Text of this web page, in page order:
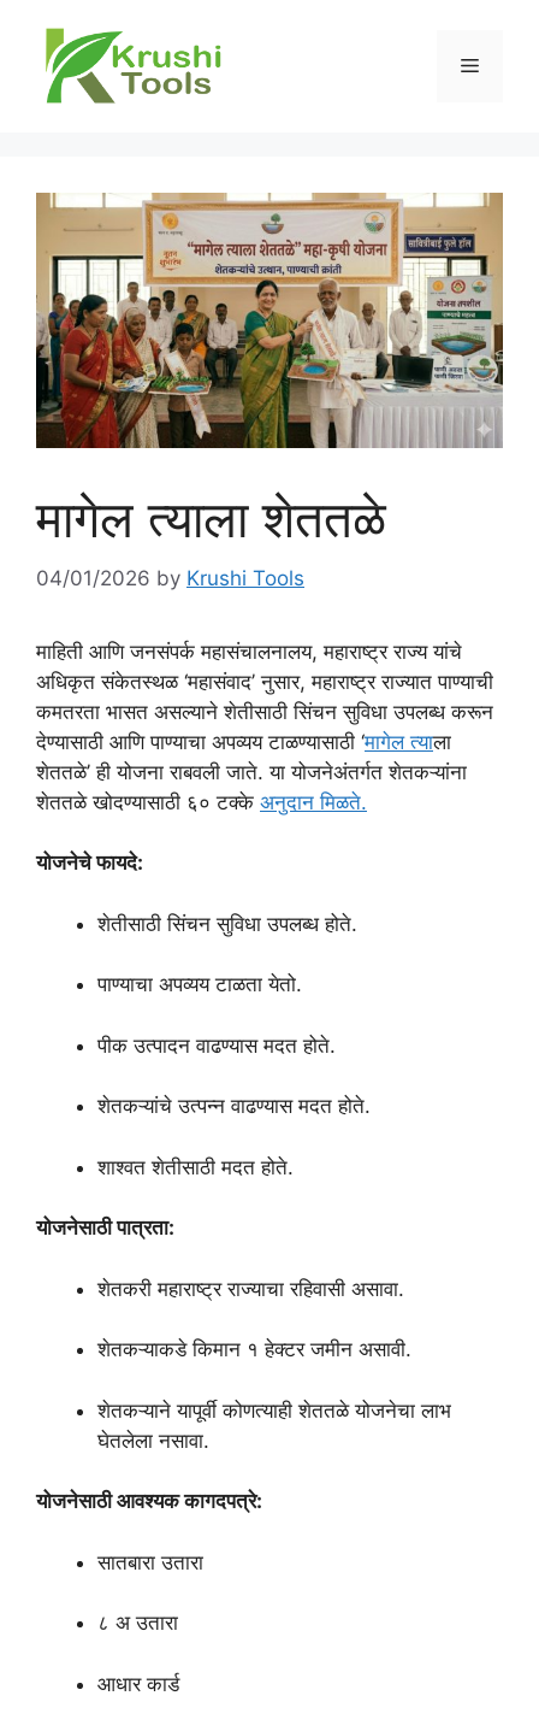
content
Menu
मागेल त्याला शेततळे
04/01/2026 by Krushi Tools
माहिती आणि जनसंपर्क महासंचालनालय, महाराष्ट्र राज्य यांचे
अधिकृत संकेतस्थळ ‘महासंवाद’ नुसार, महाराष्ट्र राज्यात पाण्याची
कमतरता भासत असल्याने शेतीसाठी सिंचन सुविधा उपलब्ध करून
देण्यासाठी आणि पाण्याचा अपव्यय टाळण्यासाठी ‘मागेल त्याला
शेततळे’ ही योजना राबवली जाते. या योजनेअंतर्गत शेतकऱ्यांना
शेततळे खोदण्यासाठी ६० टक्के अनुदान मिळते.
योजनेचे फायदे:
शेतीसाठी सिंचन सुविधा उपलब्ध होते.
पाण्याचा अपव्यय टाळता येतो.
पीक उत्पादन वाढण्यास मदत होते.
शेतकऱ्यांचे उत्पन्न वाढण्यास मदत होते.
शाश्वत शेतीसाठी मदत होते.
योजनेसाठी पात्रता:
शेतकरी महाराष्ट्र राज्याचा रहिवासी असावा.
शेतकऱ्याकडे किमान १ हेक्टर जमीन असावी.
शेतकऱ्याने यापूर्वी कोणत्याही शेततळे योजनेचा लाभ
घेतलेला नसावा.
योजनेसाठी आवश्यक कागदपत्रे:
सातबारा उतारा
८ अ उतारा
आधार कार्ड